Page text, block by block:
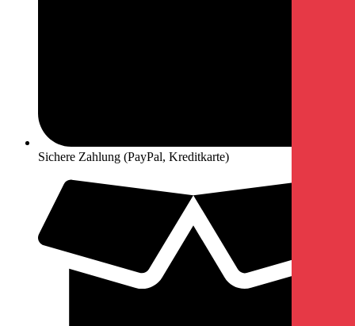
Sichere Zahlung (PayPal, Kreditkarte)